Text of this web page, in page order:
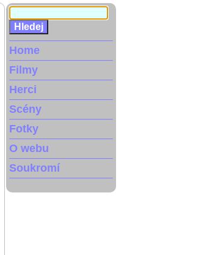
Home
Filmy
Herci
Scény
Fotky
O webu
Soukromí